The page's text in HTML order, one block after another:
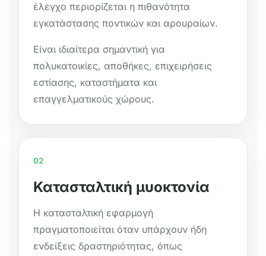
έλεγχο περιορίζεται η πιθανότητα
εγκατάστασης ποντικών και αρουραίων.
Είναι ιδιαίτερα σημαντική για
πολυκατοικίες, αποθήκες, επιχειρήσεις
εστίασης, καταστήματα και
επαγγελματικούς χώρους.
02
Κατασταλτική μυοκτονία
Η κατασταλτική εφαρμογή
πραγματοποιείται όταν υπάρχουν ήδη
ενδείξεις δραστηριότητας, όπως